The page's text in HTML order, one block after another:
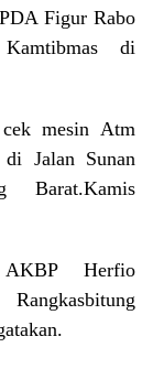
Figur Rabo
Kamtibmas di
mesin Atm
Jalan Sunan
Barat.Kamis
Herfio